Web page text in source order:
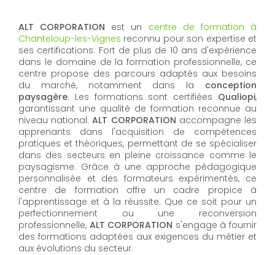
ALT CORPORATION est un centre de formation à
Chanteloup-les-Vignes reconnu pour son expertise et
ses certifications. Fort de plus de 10 ans d'expérience
dans le domaine de la formation professionnelle, ce
centre propose des parcours adaptés aux besoins
du marché, notamment dans la conception
paysagère. Les formations sont certifiées Qualiopi,
garantissant une qualité de formation reconnue au
niveau national.ALT CORPORATION accompagne les
apprenants dans l'acquisition de compétences
pratiques et théoriques, permettant de se spécialiser
dans des secteurs en pleine croissance comme le
paysagisme. Grâce à une approche pédagogique
personnalisée et des formateurs expérimentés, ce
centre de formation offre un cadre propice à
l'apprentissage et à la réussite. Que ce soit pour un
perfectionnement ou une reconversion
professionnelle, ALT CORPORATION​​​​​​​ s'engage à fournir
des formations adaptées aux exigences du métier et
aux évolutions du secteur.